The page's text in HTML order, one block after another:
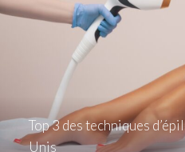
Top 3 des techniques
Unis